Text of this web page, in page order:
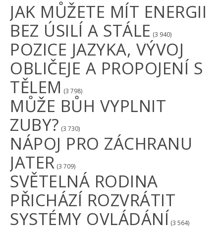
JAK MŮŽETE MÍT ENERGII
BEZ ÚSILÍ A STÁLE (3 940)
POZICE JAZYKA, VÝVOJ
OBLIČEJE A PROPOJENÍ S
TĚLEM (3 798)
MŮŽE BŮH VYPLNIT
ZUBY? (3 730)
NÁPOJ PRO ZÁCHRANU
JATER (3 709)
SVĚTELNÁ RODINA
PŘICHÁZÍ ROZVRÁTIT
SYSTÉMY OVLÁDÁNÍ (3 564)